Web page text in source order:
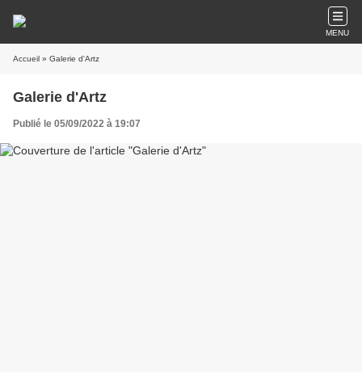
MENU
Accueil » Galerie d'Artz
Galerie d'Artz
Publié le 05/09/2022 à 19:07